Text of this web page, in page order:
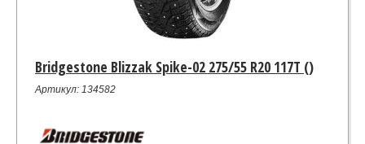
Bridgestone Blizzak Spike-02 275/55 R20 117T ()
Артикул: 134582